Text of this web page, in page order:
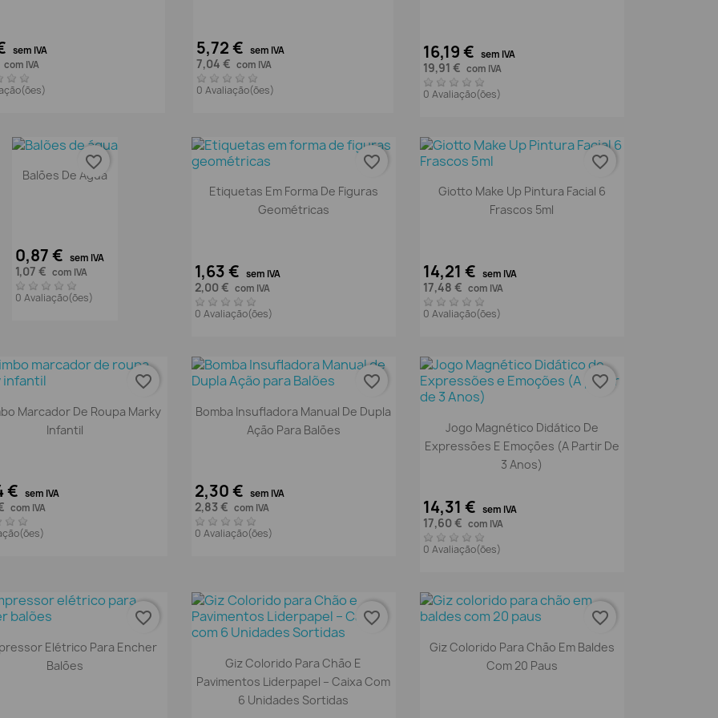
sem IVA
com IVA
5,72 € sem IVA
7,04 € com IVA
0 Avaliação(ões)
16,19 € sem IVA
19,91 € com IVA
0 Avaliação(ões)
Vista rápida
Balões De Água
0,87 € sem IVA
1,07 € com IVA
0 Avaliação(ões)
favorite_border
Vista rápida
Etiquetas Em Forma De Figuras
Geométricas
1,63 € sem IVA
2,00 € com IVA
0 Avaliação(ões)
favorite_border
Vista rápida
Giotto Make Up Pintura Facial 6
Frascos 5ml
14,21 € sem IVA
17,48 € com IVA
0 Avaliação(ões)
favorite_border
Vista rápida
Marcador De Roupa Marky
Infantil
€ sem IVA
com IVA
favorite_border
Vista rápida
Bomba Insufladora Manual De Dupla
Ação Para Balões
2,30 € sem IVA
2,83 € com IVA
0 Avaliação(ões)
favorite_border
Vista rápida
Jogo Magnético Didático De
Expressões E Emoções (A Partir De
3 Anos)
14,31 € sem IVA
17,60 € com IVA
0 Avaliação(ões)
favorite_border
Vista rápida
Elétrico Para Encher
Balões
favorite_border
Vista rápida
Giz Colorido Para Chão E
Pavimentos Liderpapel – Caixa Com
6 Unidades Sortidas
favorite_border
Vista rápida
Giz Colorido Para Chão Em Baldes
Com 20 Paus
favorite_border